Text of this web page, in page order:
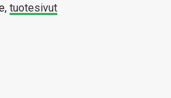
tuotesivut